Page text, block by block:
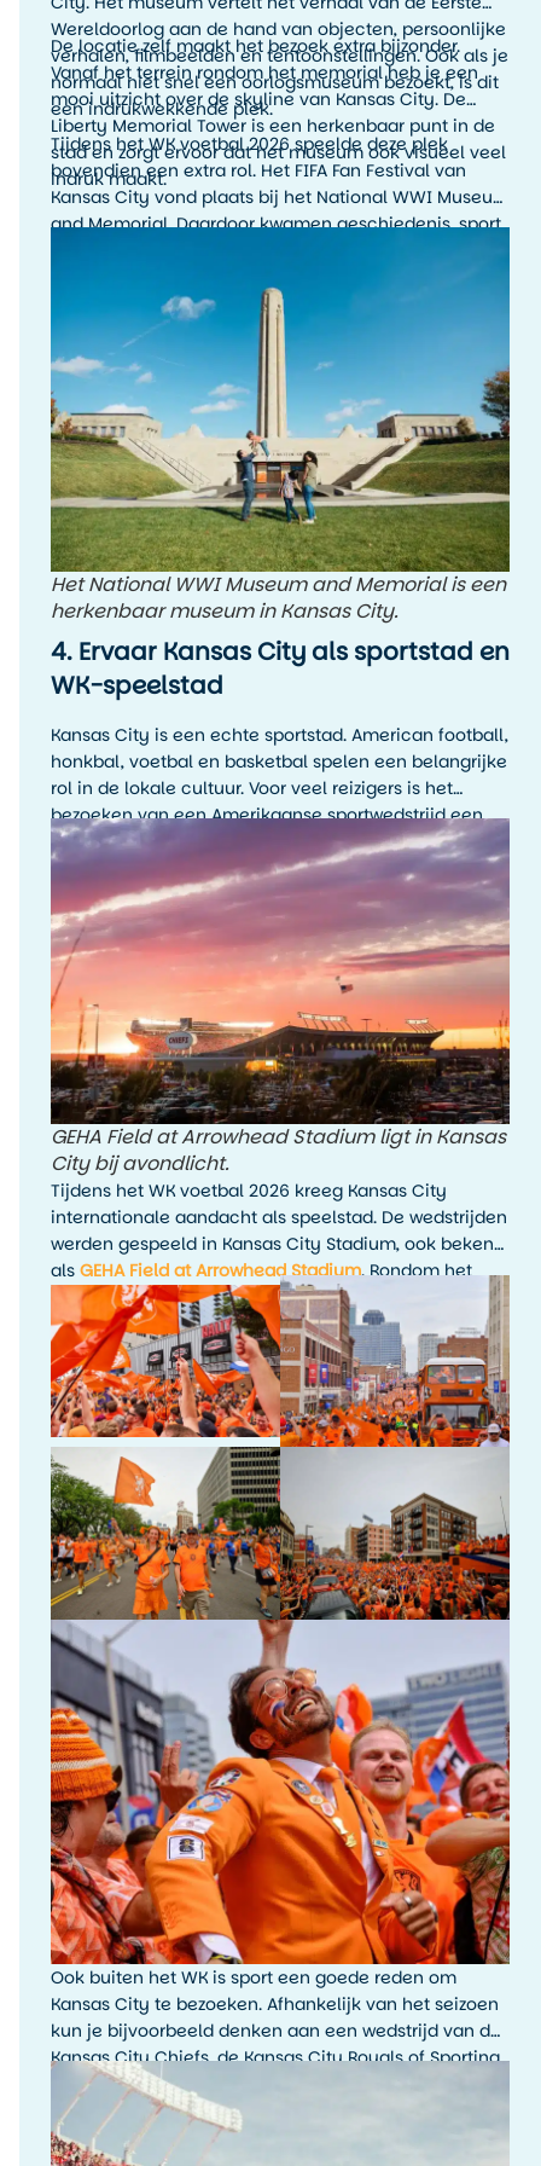
Wereldoorlog aan de hand van objecten, persoonlijke
verhalen, filmbeelden en tentoonstellingen. Ook als je
normaal niet snel een oorlogsmuseum bezoekt, is dit
een indrukwekkende plek.
De locatie zelf maakt het bezoek extra bijzonder.
Vanaf het terrein rondom het memorial heb je een
mooi uitzicht over de skyline van Kansas City. De
Liberty Memorial Tower is een herkenbaar punt in de
stad en zorgt ervoor dat het museum ook visueel veel
indruk maakt.
Tijdens het WK voetbal 2026 speelde deze plek
bovendien een extra rol. Het FIFA Fan Festival van
Kansas City vond plaats bij het National WWI Museum
and Memorial. Daardoor kwamen geschiedenis, sport
Het National WWI Museum and Memorial is een
herkenbaar museum in Kansas City.
4. Ervaar Kansas City als sportstad en
WK-speelstad
Kansas City is een echte sportstad. American football,
honkbal, voetbal en basketbal spelen een belangrijke
rol in de lokale cultuur. Voor veel reizigers is het
bezoeken van een Amerikaanse sportwedstrijd een
hoogtepunt van de reis, zelfs als je de sport zelf niet
wekelijks volgt.
GEHA Field at Arrowhead Stadium ligt in Kansas
City bij avondlicht.
Tijdens het WK voetbal 2026 kreeg Kansas City
internationale aandacht als speelstad. De wedstrijden
werden gespeeld in Kansas City Stadium, ook bekend
als GEHA Field at Arrowhead Stadium. Rondom het
toernooi waren er fanactiviteiten, kijkfeesten en
evenementen in de stad.
Ook buiten het WK is sport een goede reden om
Kansas City te bezoeken. Afhankelijk van het seizoen
kun je bijvoorbeeld denken aan een wedstrijd van de
Kansas City Chiefs, de Kansas City Royals of Sporting
Kansas City. De sfeer rondom een wedstrijddag, met
fans, tailgating en lokale trots, is typisch Amerikaans.